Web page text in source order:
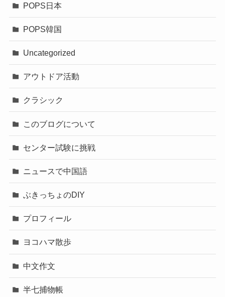
POPS日本
POPS韓国
Uncategorized
アウトドア活動
クラシック
このブログについて
センター試験に挑戦
ニュースで中国語
ぶきっちょのDIY
プロフィール
ヨコハマ散歩
中文作文
半七捕物帳